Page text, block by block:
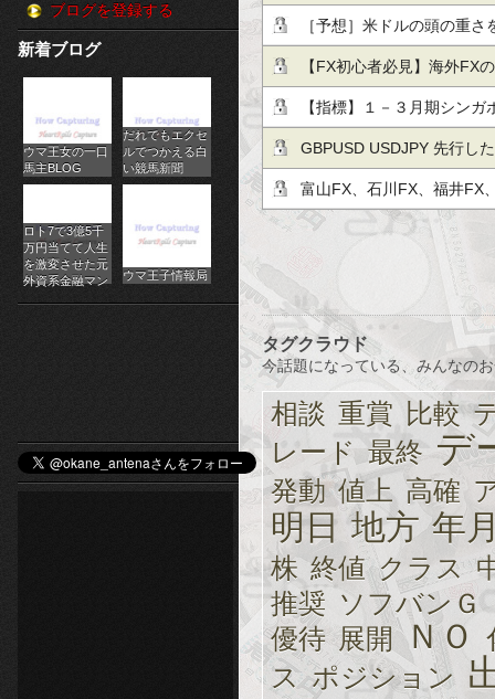
馬
パ
チ
ス
ロ
オ
ン
ラ
イ
ン
カ
ジ
ノ
etc-
ブログを登録する
新着ブログ
ウマ王女の一口
馬主BLOG
だれでもエクセ
ルでつかえる白
い競馬新聞
ロト7で3億5千
万円当てて人生
を激変させた元
外資系金融マン
ウマ王子情報局
［予想］米ドルの頭の重
が1.18ドルの節目を回復
定され…他、今日これから
【FX初心者必見】海外FX
International
【指標】１－３月期シン
2.2%
GBPUSD USDJPY 先行し
収支。
富山FX、石川FX、福井FX
FX
タグクラウド
今話題になっている、みんなの
相談 重賞 比較
レード 最終 デ
発動 値上 高確
明日 地方 年
株 終値 クラス
推奨 ソフバンＧ
優待 展開 ＮＯ
ス ポジション